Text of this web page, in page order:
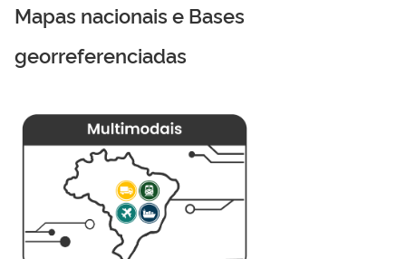
Mapas nacionais e Bases
georreferenciadas